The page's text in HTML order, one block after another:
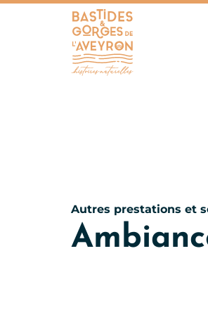
Autres prestations et